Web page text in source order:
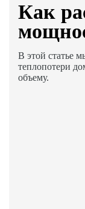
Как
В этой статье
теплопотери
объему.